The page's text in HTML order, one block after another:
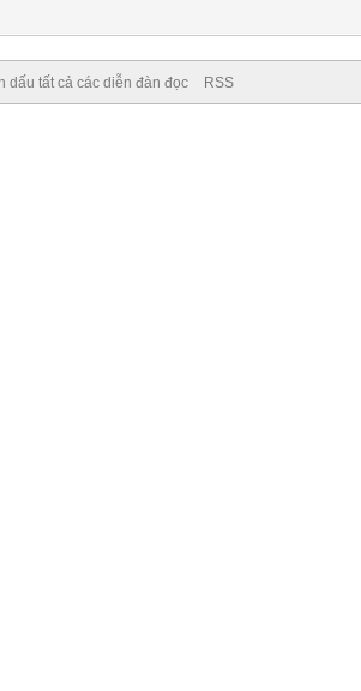
dấu tất cả các diễn đàn đọc RSS